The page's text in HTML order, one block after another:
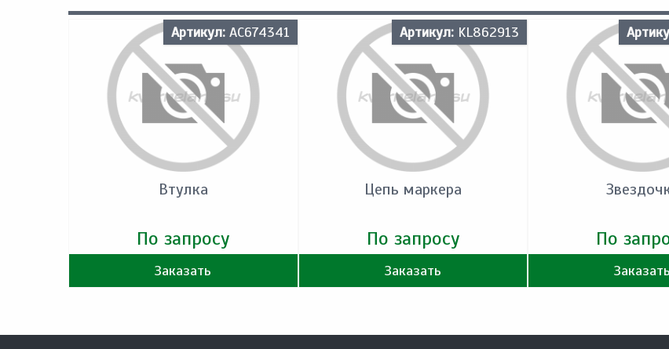
Артикул: AC674341
Втулка
По запросу
Заказать
Артикул: KL862913
Цепь маркера
По запросу
Заказать
По
Заказать